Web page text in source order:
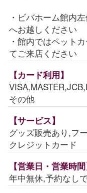
・ビバホーム館内
へお越しください
・館内ではペット
てご来店ください
【カード利用】
その他
【サービス】
グッズ販売あり,フ
クレジットカード
【営業日・営業時間
年中無休,予約なし